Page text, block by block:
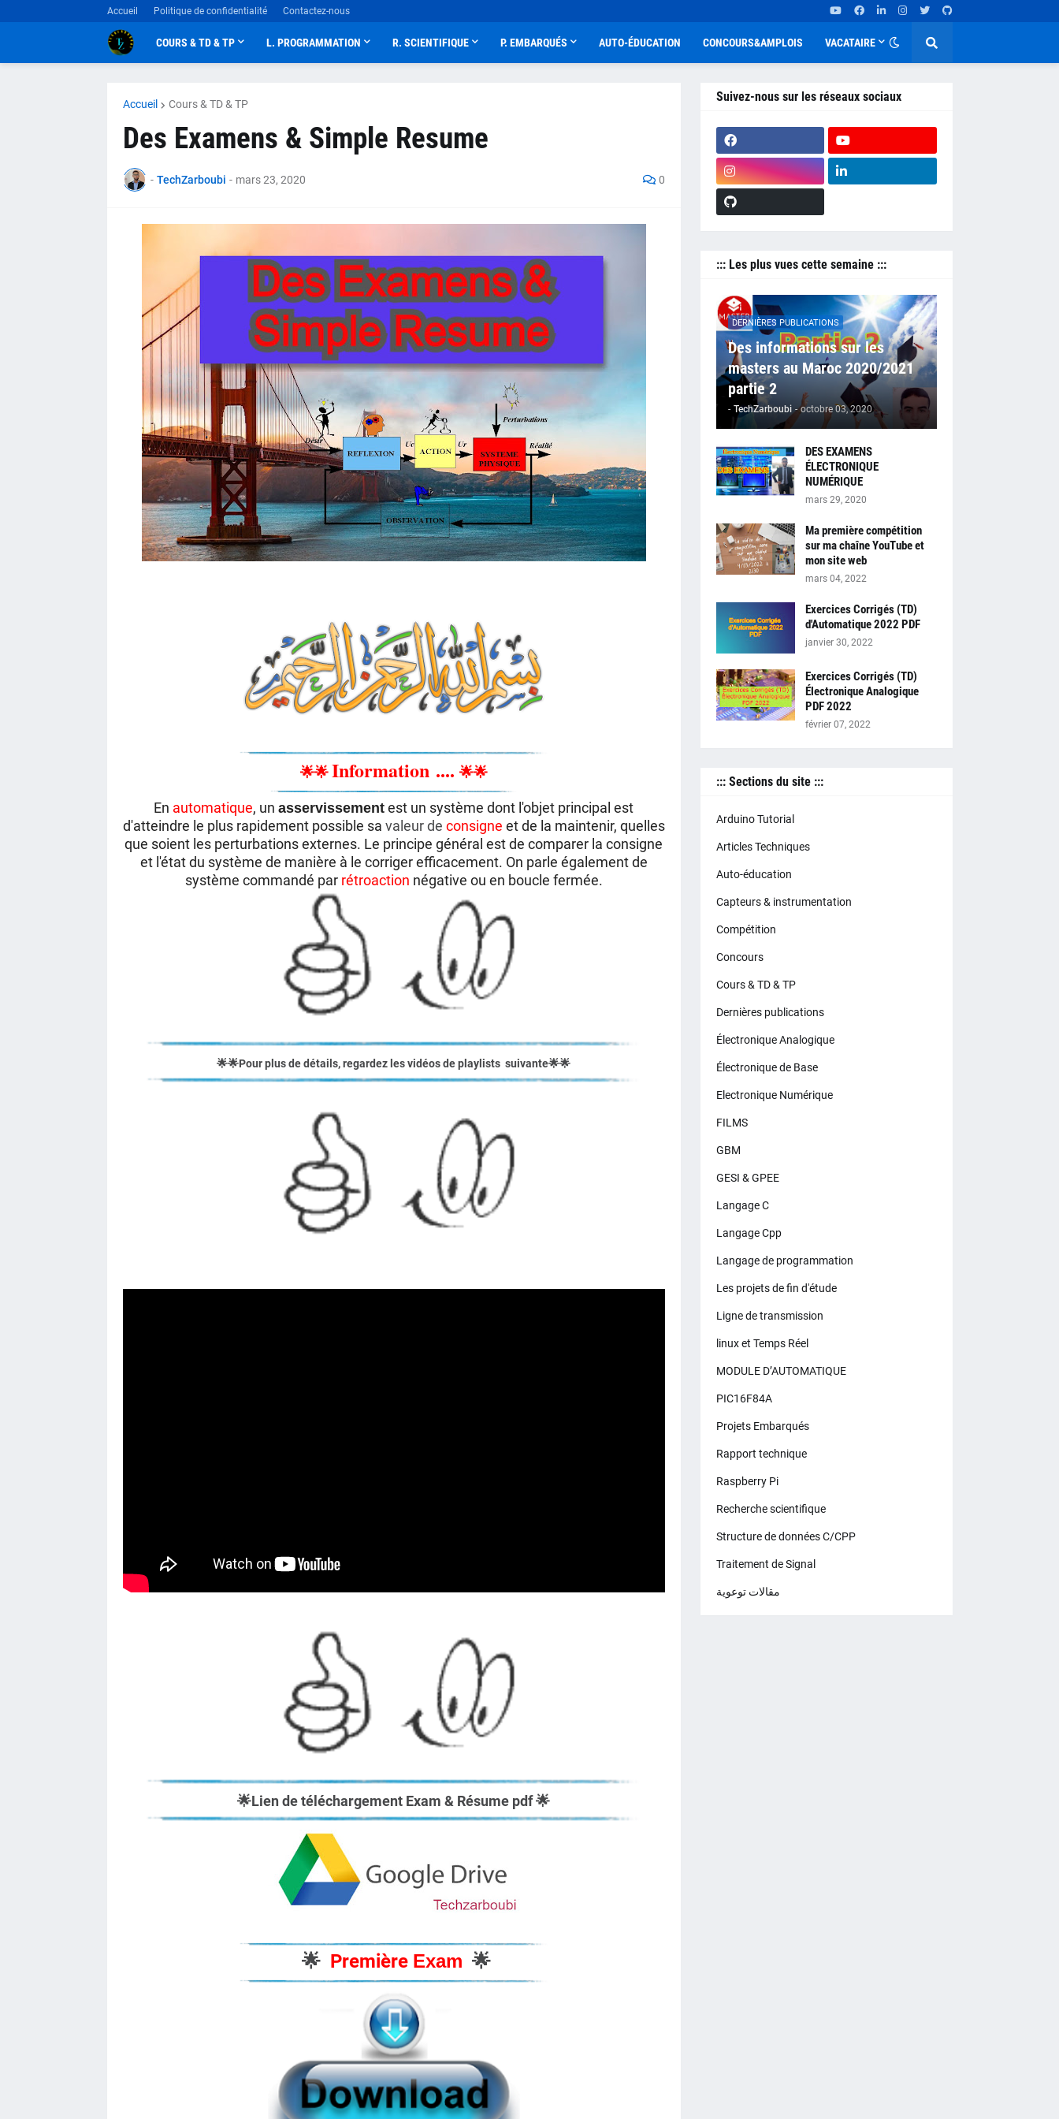
Accueil Politique de confidentialité Contactez-nous
COURS & TD & TP L. PROGRAMMATION R. SCIENTIFIQUE P. EMBARQUÉS AUTO-ÉDUCATION CONCOURS&AMPLOIS VACATAIRE
Accueil Cours & TD & TP
Des Examens & Simple Resume
- TechZarboubi - mars 23, 2020 0
🌟🌟 Information.... 🌟🌟
En automatique, un asservissement est un système dont l'objet principal est
d'atteindre le plus rapidement possible sa valeur de consigne et de la maintenir, quelles
que soient les perturbations externes. Le principe général est de comparer la consigne
et l'état du système de manière à le corriger efficacement. On parle également de
système commandé par rétroaction négative ou en boucle fermée.
🌟🌟Pour plus de détails, regardez les vidéos de playlists suivante🌟🌟
🌟Lien de téléchargement Exam & Résume pdf🌟
🌟Première Exam 🌟
Suivez-nous sur les réseaux sociaux
::: Les plus vues cette semaine :::
DERNIÈRES PUBLICATIONS
Des informations sur les
masters au Maroc 2020/2021
partie 2
- TechZarboubi - octobre 03, 2020
DES EXAMENS
ÉLECTRONIQUE
NUMÉRIQUE
mars 29, 2020
Ma première compétition
sur ma chaîne YouTube et
mon site web
mars 04, 2022
Exercices Corrigés (TD)
d'Automatique 2022 PDF
janvier 30, 2022
Exercices Corrigés (TD)
Électronique Analogique
PDF 2022
février 07, 2022
::: Sections du site :::
Arduino Tutorial
Articles Techniques
Auto-éducation
Capteurs & instrumentation
Compétition
Concours
Cours & TD & TP
Dernières publications
Électronique Analogique
Électronique de Base
Electronique Numérique
FILMS
GBM
GESI & GPEE
Langage C
Langage Cpp
Langage de programmation
Les projets de fin d'étude
Ligne de transmission
linux et Temps Réel
MODULE D’AUTOMATIQUE
PIC16F84A
Projets Embarqués
Rapport technique
Raspberry Pi
Recherche scientifique
Structure de données C/CPP
Traitement de Signal
مقالات توعوية